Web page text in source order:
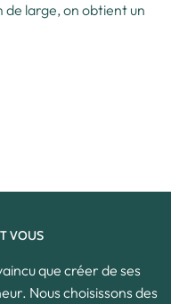
de large, on obtient un
VOUS
que créer de ses
Nous choisissons des